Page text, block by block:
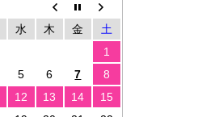
水 木 金
土
1
5 6 7
8
12 13 14
15